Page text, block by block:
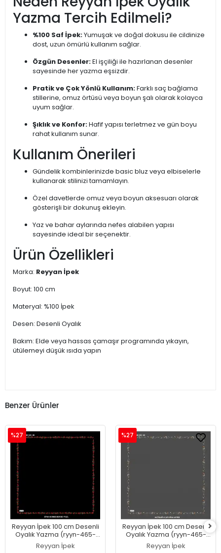
Yazma Tercih Edilmeli?
%100 Saf İpek:Yumuşak ve doğal dokusu ile cildinize
dost, uzun ömürlü kullanım sağlar.
Özgün Desenler:El işçiliği ile hazırlanan desenler
sayesinde her yazma eşsizdir.
Pratik ve Çok Yönlü Kullanım:Farklı saç bağlama
stillerine, omuz örtüsü veya boyun şalı olarak kolayca
uyum sağlar.
Şıklık ve Konfor:Hafif yapısı terletmez ve gün boyu
rahat kullanım sunar.
Kullanım Önerileri
Gündelik kombinlerinizde basic bluz veya elbiselerle
kullanarak stilinizi tamamlayın.
Özel davetlerde omuz veya boyun aksesuarı olarak
gösterişli bir dokunuş ekleyin.
Yaz ve bahar aylarında nefes alabilen yapısı
sayesinde ideal bir seçenektir.
Ürün Özellikleri
Marka: Reyyan İpek
Boyut: 100 cm
Materyal: %100 İpek
Desen: Desenli Oyalık
Bakım: Elde veya hassas çamaşır programında yıkayın,
ütülemeyi düşük ısıda yapın
Benzer Ürünler
Reyyan İpek 100 cm Desenli
Oyalık Yazma (ryyn-465-
27)
Reyyan İpek
%27
Reyyan İpek 100 cm Desenli
Oyalık Yazma (ryyn-465-
26)
Reyyan İpek
%27